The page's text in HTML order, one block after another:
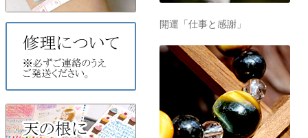
開運「仕事と感謝」